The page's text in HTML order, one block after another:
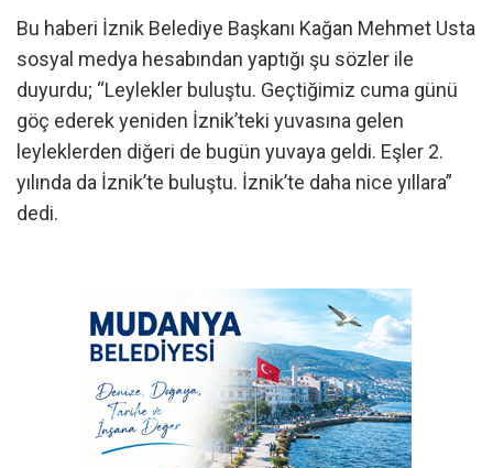
Bu haberi İznik Belediye Başkanı Kağan Mehmet Usta
sosyal medya hesabından yaptığı şu sözler ile
duyurdu; “Leylekler buluştu. Geçtiğimiz cuma günü
göç ederek yeniden İznik’teki yuvasına gelen
leyleklerden diğeri de bugün yuvaya geldi. Eşler 2.
yılında da İznik’te buluştu. İznik’te daha nice yıllara”
dedi.